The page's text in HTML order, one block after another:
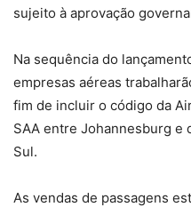
sujeito à aprovação
Na sequência do
empresas aéreas
fim de incluir o código da
SAA entre Johannesburg e
Sul.
As vendas de passagens